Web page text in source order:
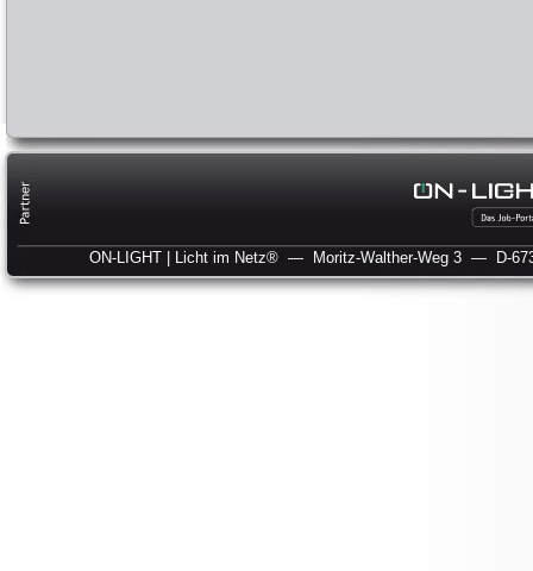
ON-LIGHT | Licht im Netz® — Moritz-Walther-Weg 3 — D-